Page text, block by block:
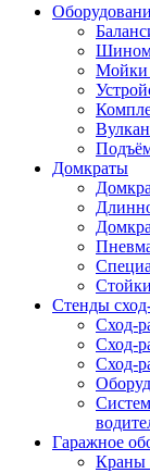
Мойки
Домкраты
Стенды
Сход-
Сход-
Сход-
Гаражное
Краны